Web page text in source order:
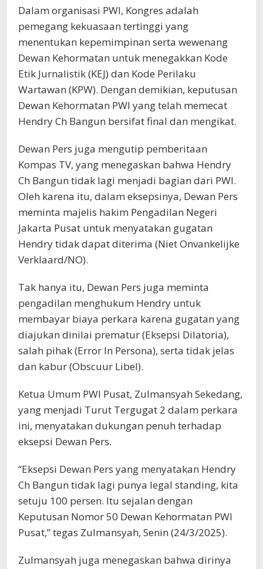
Dalam organisasi PWI, Kongres adalah
pemegang kekuasaan tertinggi yang
menentukan kepemimpinan serta wewenang
Dewan Kehormatan untuk menegakkan Kode
Etik Jurnalistik (KEJ) dan Kode Perilaku
Wartawan (KPW). Dengan demikian, keputusan
Dewan Kehormatan PWI yang telah memecat
Hendry Ch Bangun bersifat final dan mengikat.
Dewan Pers juga mengutip pemberitaan
Kompas TV, yang menegaskan bahwa Hendry
Ch Bangun tidak lagi menjadi bagian dari PWI.
Oleh karena itu, dalam eksepsinya, Dewan Pers
meminta majelis hakim Pengadilan Negeri
Jakarta Pusat untuk menyatakan gugatan
Hendry tidak dapat diterima (Niet Onvankelijke
Verklaard/NO).
Tak hanya itu, Dewan Pers juga meminta
pengadilan menghukum Hendry untuk
membayar biaya perkara karena gugatan yang
diajukan dinilai prematur (Eksepsi Dilatoria),
salah pihak (Error In Persona), serta tidak jelas
dan kabur (Obscuur Libel).
Ketua Umum PWI Pusat, Zulmansyah Sekedang,
yang menjadi Turut Tergugat 2 dalam perkara
ini, menyatakan dukungan penuh terhadap
eksepsi Dewan Pers.
“Eksepsi Dewan Pers yang menyatakan Hendry
Ch Bangun tidak lagi punya legal standing, kita
setuju 100 persen. Itu sejalan dengan
Keputusan Nomor 50 Dewan Kehormatan PWI
Pusat,” tegas Zulmansyah, Senin (24/3/2025).
Zulmansyah juga menegaskan bahwa dirinya